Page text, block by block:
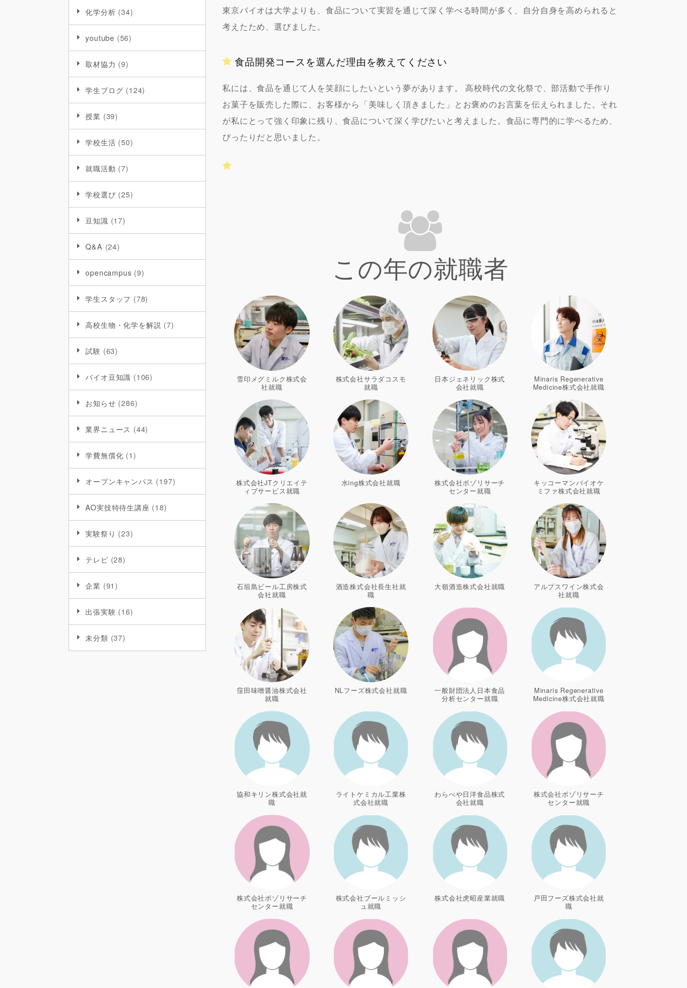
化学分析 (34)
youtube (56)
取材協力 (9)
学生ブログ (124)
授業 (39)
学校生活 (50)
就職活動 (7)
学校選び (25)
豆知識 (17)
Q&A (24)
opencampus (9)
学生スタッフ (78)
高校生物・化学を解説 (7)
試験 (63)
バイオ豆知識 (106)
お知らせ (286)
業界ニュース (44)
学費無償化 (1)
オープンキャンパス (197)
AO実技特待生講座 (18)
実験祭り (23)
テレビ (28)
企業 (91)
出張実験 (16)
未分類 (37)
東京バイオは大学よりも、食品について実習を通じて深く学べる時間が多く、自分自身を高められると
考えたため、選びました。
食品開発コースを選んだ理由を教えてください
私には、食品を通じて人を笑顔にしたいという夢があります。 高校時代の文化祭で、部活動で手作り
お菓子を販売した際に、お客様から「美味しく頂きました」とお褒めのお言葉を伝えられました。それ
が私にとって強く印象に残り、食品について深く学びたいと考えました。食品に専門的に学べるため、
ぴったりだと思いました。
この年の就職者
雪印メグミルク株式会
社就職
株式会社サラダコスモ
就職
日本ジェネリック株式
会社就職
Minaris Regenerative
Medicine株式会社就職
株式会社JTクリエイテ
ィブサービス就職
水ing株式会社就職
株式会社ボゾリサーチ
センター就職
キッコーマンバイオケ
ミファ株式会社就職
石垣島ビール工房株式
会社就職
酒造株式会社長生社就
職
大嶺酒造株式会社就職
アルプスワイン株式会
社就職
窪田味噌醤油株式会社
就職
NLフーズ株式会社就職
一般財団法人日本食品
分析センター就職
Minaris Regenerative
Medicine株式会社就職
協和キリン株式会社就
職
ライトケミカル工業株
式会社就職
わらべや日洋食品株式
会社就職
株式会社ボゾリサーチ
センター就職
株式会社ボゾリサーチ
センター就職
株式会社ブールミッシ
ュ就職
株式会社虎昭産業就職
戸田フーズ株式会社就
職